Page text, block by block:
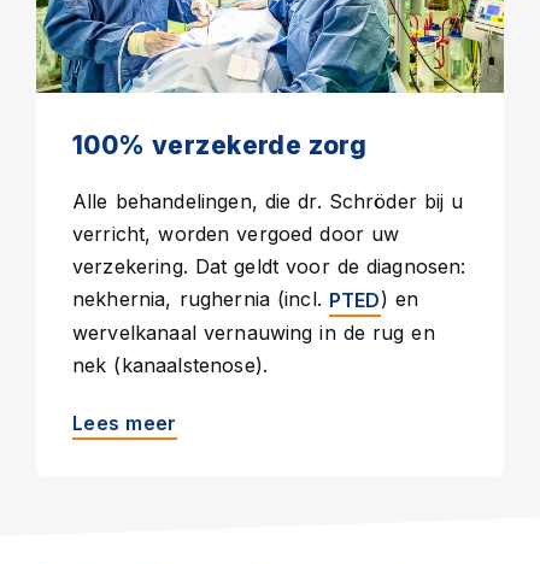
100% verzekerde zorg
Alle behandelingen, die dr. Schröder bij u
verricht, worden vergoed door uw
verzekering. Dat geldt voor de diagnosen:
nekhernia, rughernia (incl. PTED) en
wervelkanaal vernauwing in de rug en
nek (kanaalstenose).
Lees meer